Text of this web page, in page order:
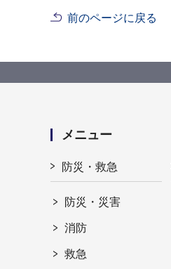
前のページに戻る
メニュー
防災・救急
防災・災害
消防
救急